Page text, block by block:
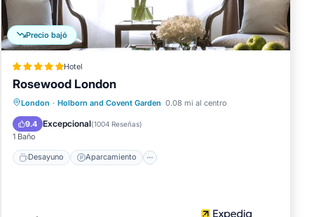
Precio bajó
Hotel
Rosewood London
London · Holborn and Covent Garden 0.08 mi al centro
9.4 Excepcional(1004 Reseñas)
1 Baño
Desayuno Aparcamiento
Desayuno Aparcamiento
Spa
Balcón/Terraza